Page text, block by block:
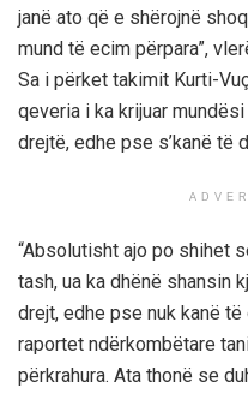
janë ato që e shërojnë
mund të ecim përpara”,
Sa i përket takimit Kurti-
qeveria i ka krijuar
drejtë, edhe pse s’kanë të
“Absolutisht ajo po shihet
tash, ua ka dhënë shansin
drejt, edhe pse nuk kanë
raportet ndërkombëtare
përkrahura. Ata thonë se